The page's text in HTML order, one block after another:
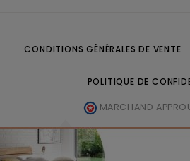
CONDITIONS GÉNÉRALES DE VENTE
POLITIQUE DE
MARCHAND